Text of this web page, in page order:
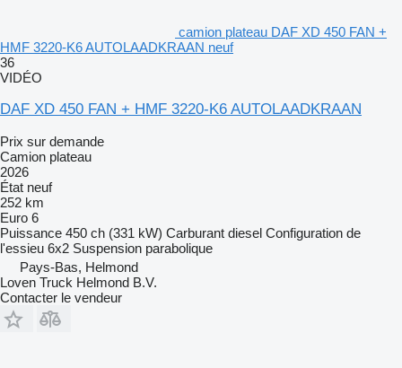
camion plateau DAF XD 450 FAN +
HMF 3220-K6 AUTOLAADKRAAN neuf
36
VIDÉO
DAF XD 450 FAN + HMF 3220-K6 AUTOLAADKRAAN
Prix sur demande
Camion plateau
2026
État neuf
252 km
Euro 6
Puissance 450 ch (331 kW) Carburant diesel Configuration de
l'essieu 6x2 Suspension parabolique
Pays-Bas, Helmond
Loven Truck Helmond B.V.
Contacter le vendeur